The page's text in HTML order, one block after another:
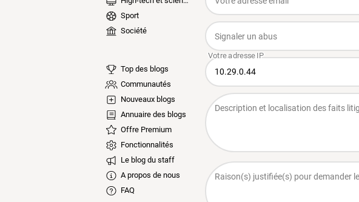
Sport
Société
Top des blogs
Communautés
Nouveaux blogs
Annuaire des blogs
Offre Premium
Fonctionnalités
Le blog du staff
A propos de nous
FAQ